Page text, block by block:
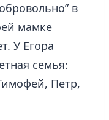
в
мамке
У Егора
семья:
Петр,